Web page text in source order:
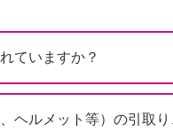
ていますか？
ヘルメット等）の引取